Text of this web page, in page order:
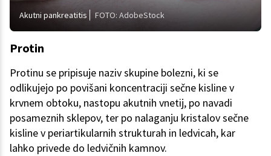
Akutni pankreatitis FOTO: AdobeStock
Protin
Protinu se pripisuje naziv skupine bolezni, ki se
odlikujejo po povišani koncentraciji sečne kisline v
krvnem obtoku, nastopu akutnih vnetij, po navadi
posameznih sklepov, ter po nalaganju kristalov sečne
kisline v periartikularnih strukturah in ledvicah, kar
lahko privede do ledvičnih kamnov.